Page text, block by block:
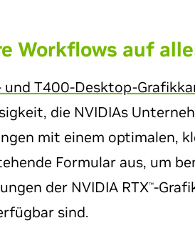
Workflows auf
und T400-Desktop-
die NVIDIAs
mit einem optimalen,
Formular aus, um
der NVIDIA RTX™-
sind.